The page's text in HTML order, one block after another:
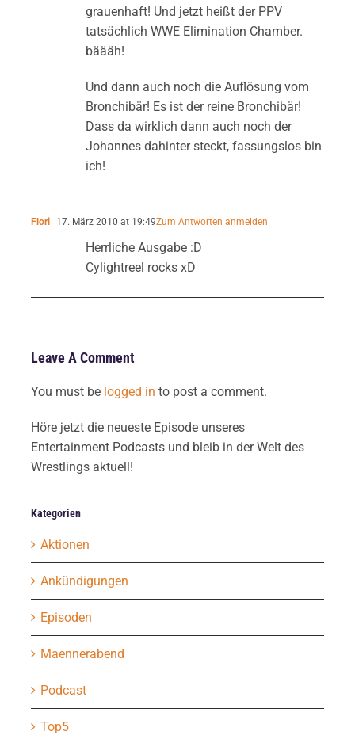
grauenhaft! Und jetzt heißt der PPV
tatsächlich WWE Elimination Chamber.
bäääh!
Und dann auch noch die Auflösung vom
Bronchibär! Es ist der reine Bronchibär!
Dass da wirklich dann auch noch der
Johannes dahinter steckt, fassungslos bin
ich!
Flori 17. März 2010 at 19:49Zum Antworten anmelden
Herrliche Ausgabe :D
Cylightreel rocks xD
Leave A Comment
You must be logged in to post a comment.
Höre jetzt die neueste Episode unseres
Entertainment Podcasts und bleib in der Welt des
Wrestlings aktuell!
Kategorien
Aktionen
Ankündigungen
Episoden
Maennerabend
Podcast
Top5